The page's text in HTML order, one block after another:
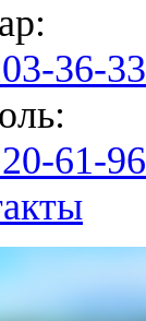
36-33
61-96